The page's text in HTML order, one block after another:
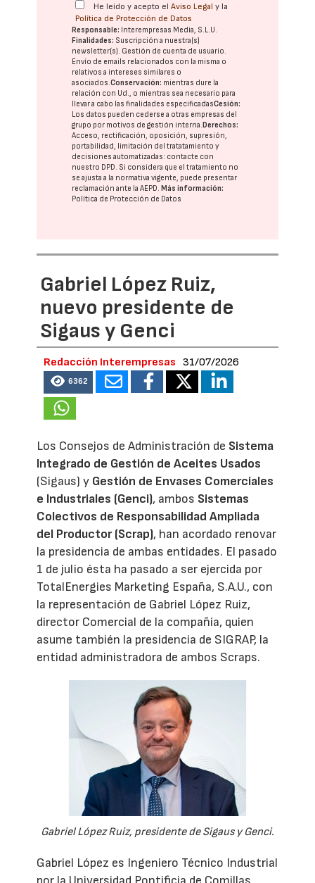
He leído y acepto elAviso Legal y la
Política de Protección de Datos
Responsable: Interempresas Media, S.L.U.
Finalidades: Suscripción a nuestra(s)
newsletter(s). Gestión de cuenta de usuario.
Envío de emails relacionados con la misma o
relativos a intereses similares o
asociados.Conservación: mientras dure la
relación con Ud., o mientras sea necesario para
llevar a cabo las finalidades especificadasCesión:
Los datos pueden cederse a otras empresas del
grupo por motivos de gestión interna.Derechos:
Acceso, rectificación, oposición, supresión,
portabilidad, limitación del tratatamiento y
decisiones automatizadas: contacte con
nuestro DPD. Si considera que el tratamiento no
se ajusta a la normativa vigente, puede presentar
reclamación ante laAEPD.Más información:
Política de Protección de Datos
Gabriel López Ruiz,
nuevo presidente de
Sigaus y Genci
Redacción Interempresas 31/07/2026
6362
Los Consejos de Administración de Sistema
Integrado de Gestión de Aceites Usados
(Sigaus) y Gestión de Envases Comerciales
e Industriales (Genci), ambos Sistemas
Colectivos de Responsabilidad Ampliada
del Productor (Scrap), han acordado renovar
la presidencia de ambas entidades. El pasado
1 de julio ésta ha pasado a ser ejercida por
TotalEnergies Marketing España, S.A.U., con
la representación de Gabriel López Ruiz,
director Comercial de la compañía, quien
asume también la presidencia de SIGRAP, la
entidad administradora de ambos Scraps.
Gabriel López Ruiz, presidente de Sigaus y Genci.
Gabriel López es Ingeniero Técnico Industrial